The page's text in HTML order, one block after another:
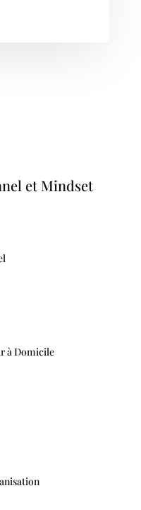
et Mindset
à Domicile